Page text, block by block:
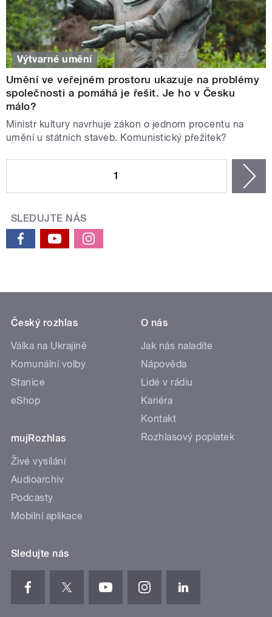
Výtvarné umění
Umění ve veřejném prostoru ukazuje na problémy
společnosti a pomáhá je řešit. Je ho v Česku
málo?
Ministr kultury navrhuje zákon o jednom procentu na
umění u státních staveb. Komunistický přežitek?
1
SLEDUJTE NÁS
Český rozhlas
Válka na Ukrajině
Komunální volby
Stanice
eShop
mujRozhlas
Živé vysílání
Audioarchiv
Podcasty
Mobilní aplikace
O nás
Jak nás naladíte
Nápověda
Lidé v rádiu
Kariéra
Kontakt
Rozhlasový poplatek
Sledujte nás